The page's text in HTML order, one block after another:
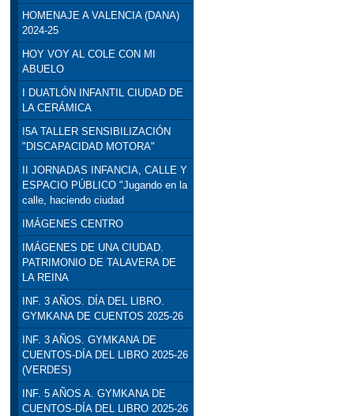
HOMENAJE A VALENCIA (DANA)
2024-25
HOY VOY AL COLE CON MI
ABUELO
I DUATLÓN INFANTIL CIUDAD DE
LA CERÁMICA
I5A TALLER SENSIBILIZACIÓN
"DISCAPACIDAD MOTORA"
II JORNADAS INFANCIA, CALLE Y
ESPACIO PÚBLICO "Jugando en la
calle, haciendo ciudad
IMÁGENES CENTRO
IMÁGENES DE UNA CIUDAD.
PATRIMONIO DE TALAVERA DE
LA REINA
INF. 3 AÑOS. DÍA DEL LIBRO.
GYMKANA DE CUENTOS 2025-26
INF. 3 AÑOS. GYMKANA DE
CUENTOS-DÍA DEL LIBRO 2025-26
(VERDES)
INF. 5 AÑOS A. GYMKANA DE
CUENTOS-DÍA DEL LIBRO 2025-26